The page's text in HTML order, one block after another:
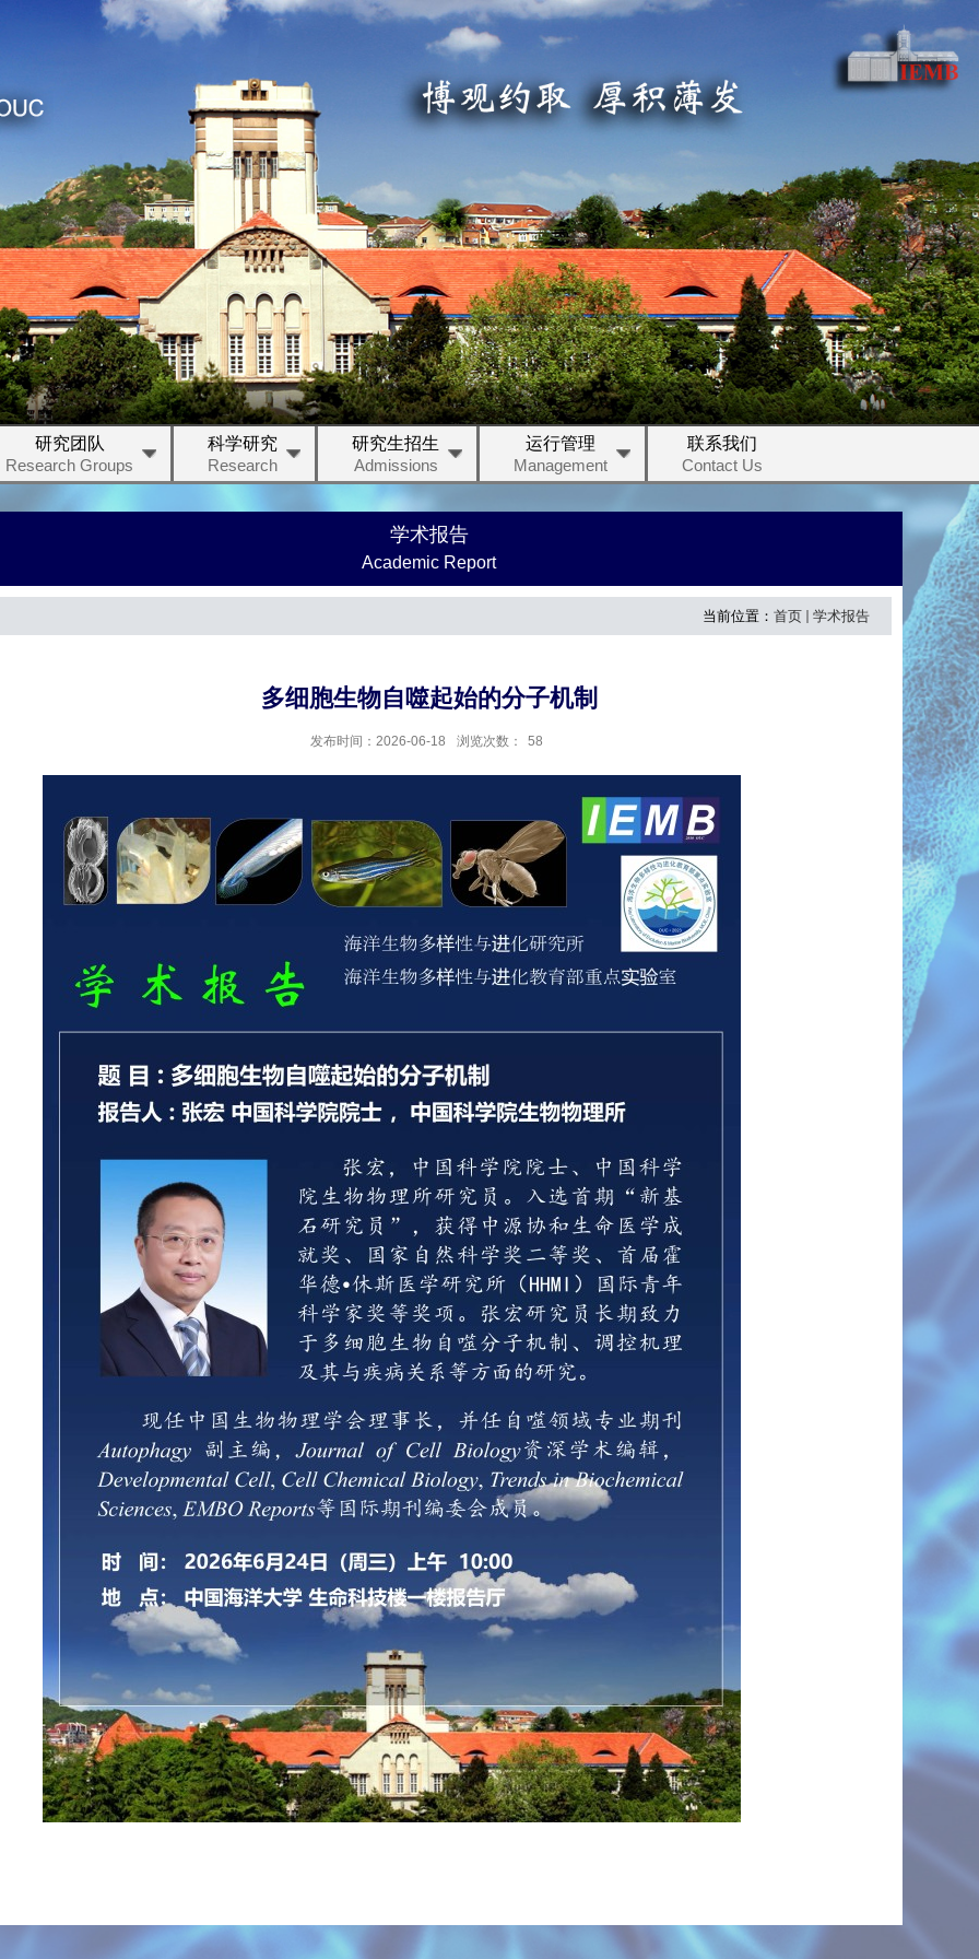
研究团队
Research Groups
科学研究
Research
研究生招生
Admissions
运行管理
Management
联系我们
Contact Us
学术报告
Academic Report
当前位置： 首页 学术报告
多细胞生物自噬起始的分子机制
发布时间：2026-06-18 浏览次数： 58